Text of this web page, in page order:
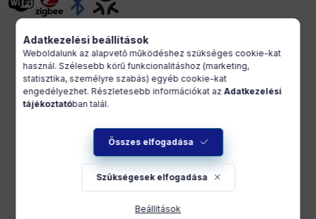
Adatkezelési beállítások
Weboldalunk az alapvető működéshez szükséges cookie-kat
használ. Szélesebb körű funkcionalitáshoz (marketing,
statisztika, személyre szabás) egyéb cookie-kat
engedélyezhet. Részletesebb információkat azAdatkezelési
tájékoztatóban talál.
Összes elfogadása
Szükségesek elfogadása
Beállítások